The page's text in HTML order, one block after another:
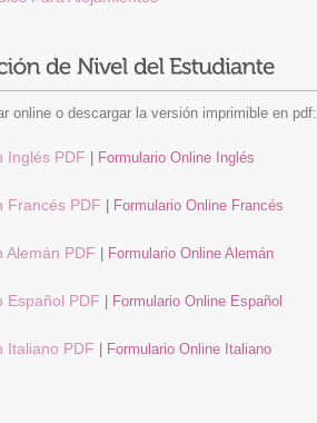
online o descargar la versión imprimible en pdf:
Inglés PDF Formulario Online Inglés
Francés PDF Formulario Online Francés
Alemán PDF Formulario Online Alemán
Español PDF Formulario Online Español
Italiano PDF Formulario Online Italiano